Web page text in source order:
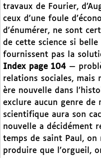
travaux de Fourier,
ceux d’une foule
d’énumérer, ne sont
de cette science si belle
fournissent pas la
Index page 104 —
relations sociales, mais
ère nouvelle dans
exclure aucun genre de
scientifique aura son
nouvelle a décidément
temps de saint Paul, on
produire que l’orgueil,